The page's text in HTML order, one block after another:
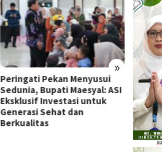
»
Peringati Pekan Menyusui
Sedunia, Bupati Maesyal: ASI
Eksklusif Investasi untuk
Generasi Sehat dan
Berkualitas
One